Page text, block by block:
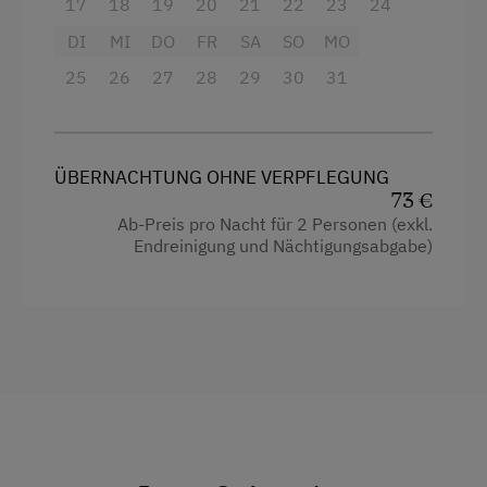
Garten/Wiese
Hausgarten
Spielgefährten
inkludiert.
bitten Sie daher das Rauchen im Freien zu
Aufenthalt gewährleisten zu können, sind
Haustiere nicht erlaubt.
Ausstattung
DI
25
MI
26
DO
27
FR
28
SA
29
SO
30
MO
31
ÜBERNACHTUNG OHNE VERPFLEGUNG
73 €
Ab-Preis pro Nacht für 2 Personen (exkl.
Endreinigung und Nächtigungsabgabe)